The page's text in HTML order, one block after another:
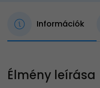
Információk
Élmény leírása